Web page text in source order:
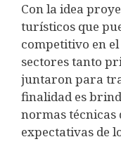
Con la idea
turísticos que
competitivo en
sectores tanto
juntaron para
finalidad es
normas técnicas
expectativas de